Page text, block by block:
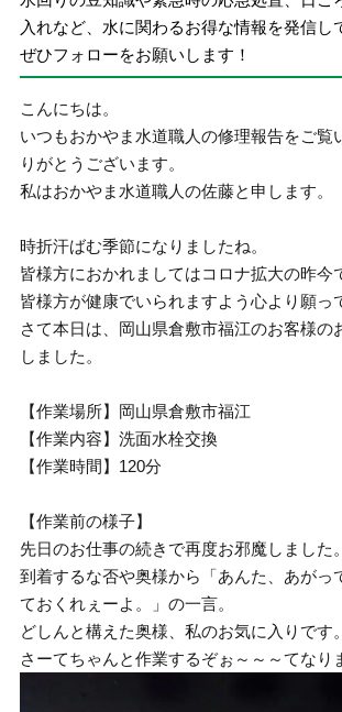
入れなど、水に関わるお得な情報を発信し
ぜひフォローをお願いします！
こんにちは。
いつもおかやま水道職人の修理報告をご覧
りがとうございます。
私はおかやま水道職人の佐藤と申します。
時折汗ばむ季節になりましたね。
皆様方におかれましてはコロナ拡大の昨今
皆様方が健康でいられますよう心より願っ
さて本日は、岡山県倉敷市福江のお客様の
しました。
【作業場所】岡山県倉敷市福江
【作業内容】洗面水栓交換
【作業時間】120分
【作業前の様子】
先日のお仕事の続きで再度お邪魔しました。
到着するな否や奥様から「あんた、あがっ
ておくれぇーよ。」の一言。
どしんと構えた奥様、私のお気に入りです。
さーてちゃんと作業するぞぉ～～～てなり